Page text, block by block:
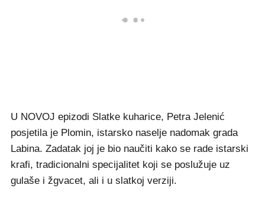
U NOVOJ epizodi Slatke kuharice, Petra Jelenić
posjetila je Plomin, istarsko naselje nadomak grada
Labina. Zadatak joj je bio naučiti kako se rade istarski
krafi, tradicionalni specijalitet koji se poslužuje uz
gulaše i žgvacet, ali i u slatkoj verziji.